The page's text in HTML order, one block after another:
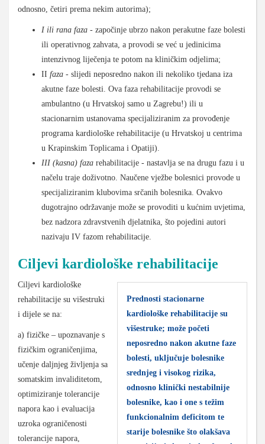
odnosno, četiri prema nekim autorima);
I ili rana faza - započinje ubrzo nakon perakutne faze bolesti
ili operativnog zahvata, a provodi se već u jedinicima
intenzivnog liječenja te potom na kliničkim odjelima;
II faza - slijedi neposredno nakon ili nekoliko tjedana iza
akutne faze bolesti. Ova faza rehabilitacije provodi se
ambulantno (u Hrvatskoj samo u Zagrebu!) ili u
stacionarnim ustanovama specijaliziranim za provođenje
programa kardiološke rehabilitacije (u Hrvatskoj u centrima
u Krapinskim Toplicama i Opatiji).
III (kasna) faza rehabilitacije - nastavlja se na drugu fazu i u
načelu traje doživotno. Naučene vježbe bolesnici provode u
specijaliziranim klubovima srčanih bolesnika. Ovakvo
dugotrajno održavanje može se provoditi u kućnim uvjetima,
bez nadzora zdravstvenih djelatnika, što pojedini autori
nazivaju IV fazom rehabilitacije.
Ciljevi kardiološke rehabilitacije
Prednosti stacionarne
kardiološke rehabilitacije su
višestruke; može početi
neposredno nakon akutne faze
bolesti, uključuje bolesnike
srednjeg i visokog rizika,
odnosno klinički nestabilnije
bolesnike, kao i one s težim
funkcionalnim deficitom te
starije bolesnike što olakšava
Ciljevi kardiološke
rehabilitacije su višestruki
i dijele se na:
a) fizičke – upoznavanje s
fizičkim ograničenjima,
učenje daljnjeg življenja sa
somatskim invaliditetom,
optimiziranje tolerancije
napora kao i evaluacija
uzroka ograničenosti
tolerancije napora,